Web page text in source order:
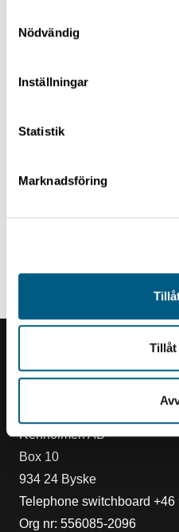
Nödvändig
Inställningar
Statistik
Marknadsföring
Tillåt
Auxiliary Hoist
Renholmen AB
Box 10
934 24 Byske
Telephone switchboard +46
Org nr: 556085-2096